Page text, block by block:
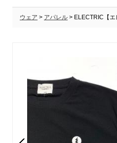
ウェア > アパレル > ELECTRIC【エ